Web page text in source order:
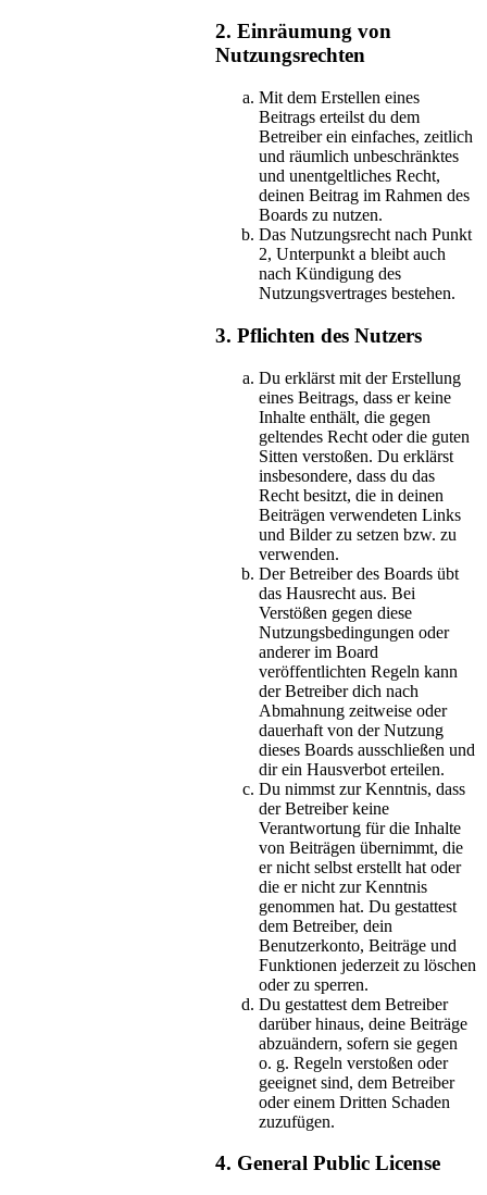
2. Einräumung von
Nutzungsrechten
Mit dem Erstellen eines
Beitrags erteilst du dem
Betreiber ein einfaches, zeitlich
und räumlich unbeschränktes
und unentgeltliches Recht,
deinen Beitrag im Rahmen des
Boards zu nutzen.
Das Nutzungsrecht nach Punkt
2, Unterpunkt a bleibt auch
nach Kündigung des
Nutzungsvertrages bestehen.
3. Pflichten des Nutzers
Du erklärst mit der Erstellung
eines Beitrags, dass er keine
Inhalte enthält, die gegen
geltendes Recht oder die guten
Sitten verstoßen. Du erklärst
insbesondere, dass du das
Recht besitzt, die in deinen
Beiträgen verwendeten Links
und Bilder zu setzen bzw. zu
verwenden.
Der Betreiber des Boards übt
das Hausrecht aus. Bei
Verstößen gegen diese
Nutzungsbedingungen oder
anderer im Board
veröffentlichten Regeln kann
der Betreiber dich nach
Abmahnung zeitweise oder
dauerhaft von der Nutzung
dieses Boards ausschließen und
dir ein Hausverbot erteilen.
Du nimmst zur Kenntnis, dass
der Betreiber keine
Verantwortung für die Inhalte
von Beiträgen übernimmt, die
er nicht selbst erstellt hat oder
die er nicht zur Kenntnis
genommen hat. Du gestattest
dem Betreiber, dein
Benutzerkonto, Beiträge und
Funktionen jederzeit zu löschen
oder zu sperren.
Du gestattest dem Betreiber
darüber hinaus, deine Beiträge
abzuändern, sofern sie gegen
o. g. Regeln verstoßen oder
geeignet sind, dem Betreiber
oder einem Dritten Schaden
zuzufügen.
4. General Public License